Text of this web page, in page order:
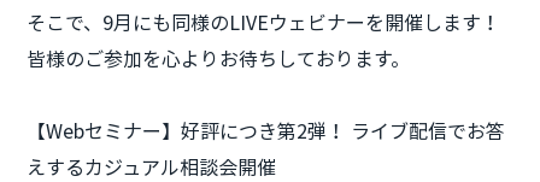
そこで、9月にも同様のLIVEウェビナーを開催します！
皆様のご参加を心よりお待ちしております。
【Webセミナー】好評につき第2弾！ ライブ配信でお答
えするカジュアル相談会開催